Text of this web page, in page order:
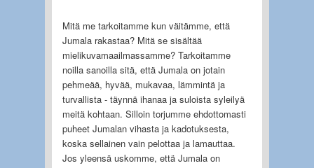
Mitä me tarkoitamme kun väitämme, että
Jumala rakastaa? Mitä se sisältää
mielikuvamaailmassamme? Tarkoitamme
noilla sanoilla sitä, että Jumala on jotain
pehmeää, hyvää, mukavaa, lämmintä ja
turvallista - täynnä ihanaa ja suloista syleilyä
meitä kohtaan. Silloin torjumme ehdottomasti
puheet Jumalan vihasta ja kadotuksesta,
koska sellainen vain pelottaa ja lamauttaa.
Jos yleensä uskomme, että Jumala on